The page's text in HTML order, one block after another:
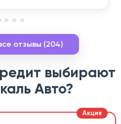
отзывы (204)
выбирают
Авто?